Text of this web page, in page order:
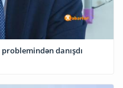
danışdı